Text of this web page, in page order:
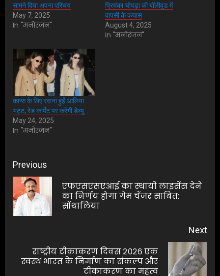
सामने दिया अपना परिचय
May 7, 2025
In "मनोरंजन"
प्रियंका चोपड़ा की बॉलीवुड में
वापसी के कयास
August 4, 2025
In "मनोरंजन"
कान्स के लिए रवाना हुईं आलिया
भट्ट, रेड कार्पेट पर करेंगी डेब्यू
May 24, 2025
In "मनोरंजन"
Post
navigation
Previous
एफएसएसएआई का स्थायी लाइसेंस देने
का निर्णय होगा गेम चेंजर साबित:
सोंथालिया
Next
Next
राष्ट्रीय टीकाकरण दिवस २०२६ एक
स्वस्थ भारत के निर्माण का संकल्प और
टीकाकरण का महत्व